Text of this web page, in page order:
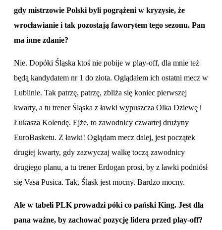
gdy mistrzowie Polski byli pogrążeni w kryzysie, że
wrocławianie i tak pozostają faworytem tego sezonu. Pan
ma inne zdanie?
Nie. Dopóki Śląska ktoś nie pobije w play-off, dla mnie też
będą kandydatem nr 1 do złota. Oglądałem ich ostatni mecz w
Lublinie. Tak patrzę, patrzę, zbliża się koniec pierwszej
kwarty, a tu trener Śląska z ławki wypuszcza Olka Dziewę i
Łukasza Kolendę. Ejże, to zawodnicy czwartej drużyny
EuroBasketu. Z ławki! Oglądam mecz dalej, jest początek
drugiej kwarty, gdy zazwyczaj walkę toczą zawodnicy
drugiego planu, a tu trener Erdogan prosi, by z ławki podniósł
się Vasa Pusica. Tak, Śląsk jest mocny. Bardzo mocny.
Ale w tabeli PLK prowadzi póki co pański King. Jest dla
pana ważne, by zachować pozycję lidera przed play-off?